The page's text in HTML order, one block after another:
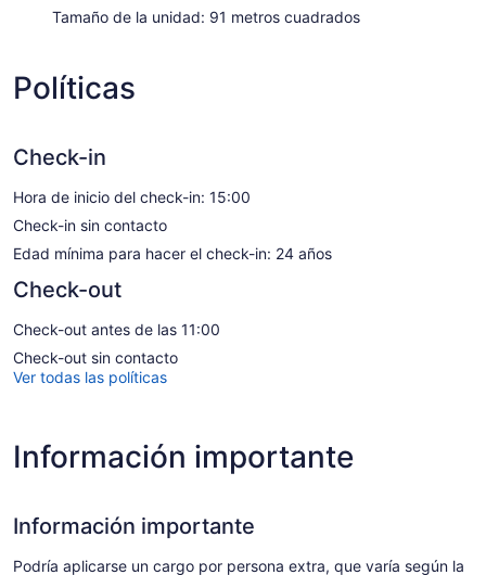
Tamaño de la unidad: 91 metros cuadrados
Políticas
Check-in
Hora de inicio del check-in: 15:00
Check-in sin contacto
Edad mínima para hacer el check-in: 24 años
Check-out
Check-out antes de las 11:00
Check-out sin contacto
Ver todas las políticas
Información importante
Información importante
Podría aplicarse un cargo por persona extra, que varía según la